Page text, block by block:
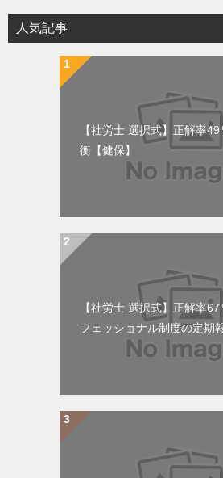
人気記事
【社労士 選択式】正解率
衡【健保】
【社労士 選択式】正解率
フェッショナル制度の定期